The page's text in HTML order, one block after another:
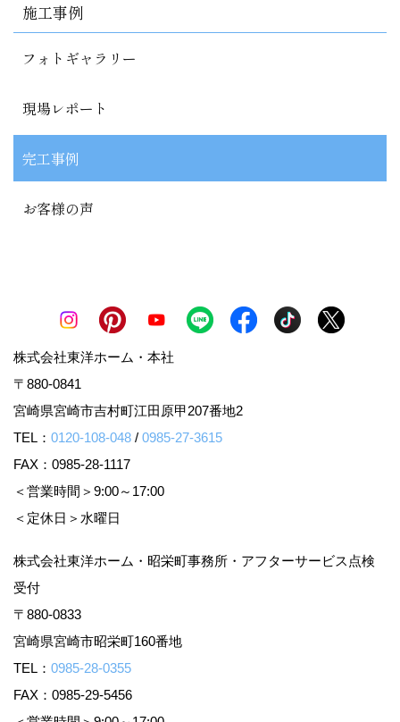
施工事例
フォトギャラリー
現場レポート
完工事例
お客様の声
株式会社東洋ホーム・本社
〒880-0841
宮崎県宮崎市吉村町江田原甲207番地2
TEL： 0120-108-048 / 0985-27-3615
FAX：0985-28-1117
＜営業時間＞9:00～17:00
＜定休日＞水曜日
株式会社東洋ホーム・昭栄町事務所・アフターサービス点検
受付
〒880-0833
宮崎県宮崎市昭栄町160番地
TEL： 0985-28-0355
FAX：0985-29-5456